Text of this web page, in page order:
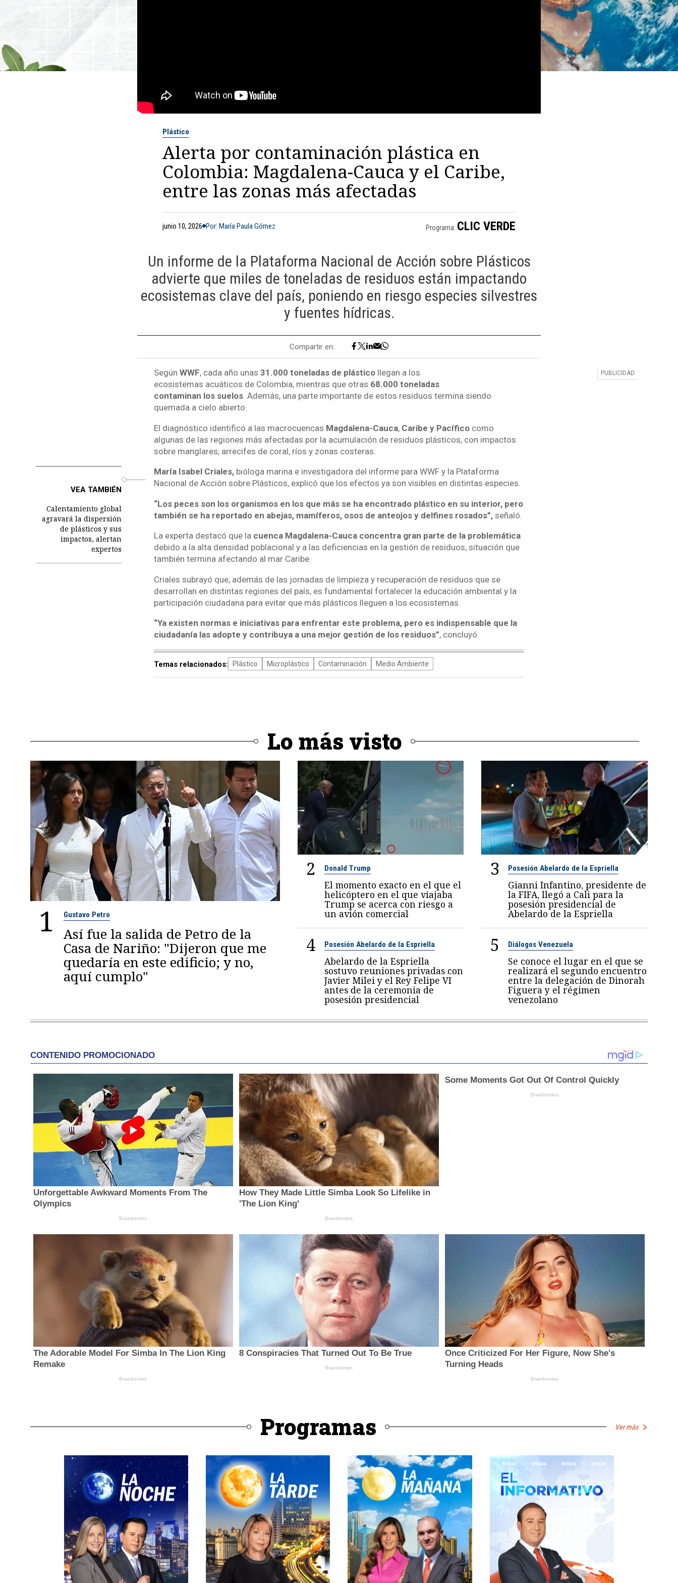
Plástico
Alerta por contaminación plástica en
Colombia: Magdalena-Cauca y el Caribe,
entre las zonas más afectadas
junio 10, 2026 Por: María Paula Gómez Programa: CLIC VERDE
Un informe de la Plataforma Nacional de Acción sobre Plásticos
advierte que miles de toneladas de residuos están impactando
ecosistemas clave del país, poniendo en riesgo especies silvestres
y fuentes hídricas.
Compartir en:
Según WWF, cada año unas 31.000 toneladas de plásticollegan a los
ecosistemas acuáticos de Colombia, mientras que otras 68.000 toneladas
contaminan los suelos. Además, una parte importante de estos residuos termina siendo
quemada a cielo abierto.
El diagnóstico identificó a las macrocuencas Magdalena-Cauca, Caribe y Pacíficocomo
algunas de las regiones más afectadas por la acumulación de residuos plásticos, con impactos
sobre manglares, arrecifes de coral, ríos y zonas costeras.
VEA TAMBIÉN
Calentamiento global
agravará la dispersión
de plásticos y sus
impactos, alertan
expertos
María Isabel Criales,bióloga marina e investigadora del informe para WWF y la Plataforma
Nacional de Acción sobre Plásticos, explicó que los efectos ya son visibles en distintas especies.
“Los peces son los organismos en los que más se ha encontrado plástico en su interior, pero
también se ha reportado en abejas, mamíferos, osos de anteojos y delfines rosados”,señaló.
La experta destacó que la cuenca Magdalena-Cauca concentra gran parte de la problemática
debido a la alta densidad poblacional y a las deficiencias en la gestión de residuos, situación que
también termina afectando al mar Caribe.
Criales subrayó que, además de las jornadas de limpieza y recuperación de residuos que se
desarrollan en distintas regiones del país, es fundamental fortalecer la educación ambiental y la
participación ciudadana para evitar que más plásticos lleguen a los ecosistemas.
“Ya existen normas e iniciativas para enfrentar este problema, pero es indispensable que la
ciudadanía las adopte y contribuya a una mejor gestión de los residuos”, concluyó.
Temas relacionados: Plástico Microplástico Contaminación Medio Ambiente
Lo más visto
1 Gustavo Petro
Así fue la salida de Petro de la
Casa de Nariño: "Dijeron que me
quedaría en este edificio; y no,
aquí cumplo"
2 Donald Trump
El momento exacto en el que el
helicóptero en el que viajaba
Trump se acerca con riesgo a
un avión comercial
3 Posesión Abelardo de la Espriella
Gianni Infantino, presidente de
la FIFA, llegó a Cali para la
posesión presidencial de
Abelardo de la Espriella
4 Posesión Abelardo de la Espriella
Abelardo de la Espriella
sostuvo reuniones privadas con
Javier Milei y el Rey Felipe VI
antes de la ceremonia de
posesión presidencial
5 Diálogos Venezuela
Se conoce el lugar en el que se
realizará el segundo encuentro
entre la delegación de Dinorah
Figuera y el régimen
venezolano
Programas Ver más